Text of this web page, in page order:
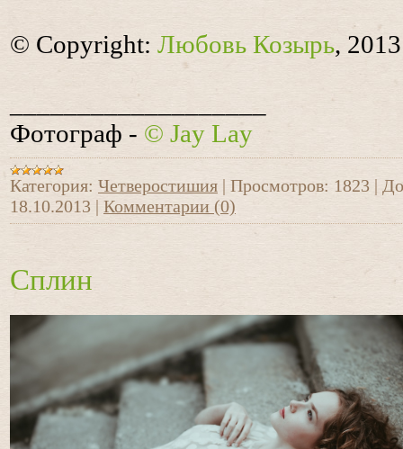
© Copyright: Любовь Козырь, 2013
___________________
Фотограф - © Jay Lay
Категория: Четверостишия | Просмотров: 1823 |
18.10.2013 | Комментарии (0)
Сплин